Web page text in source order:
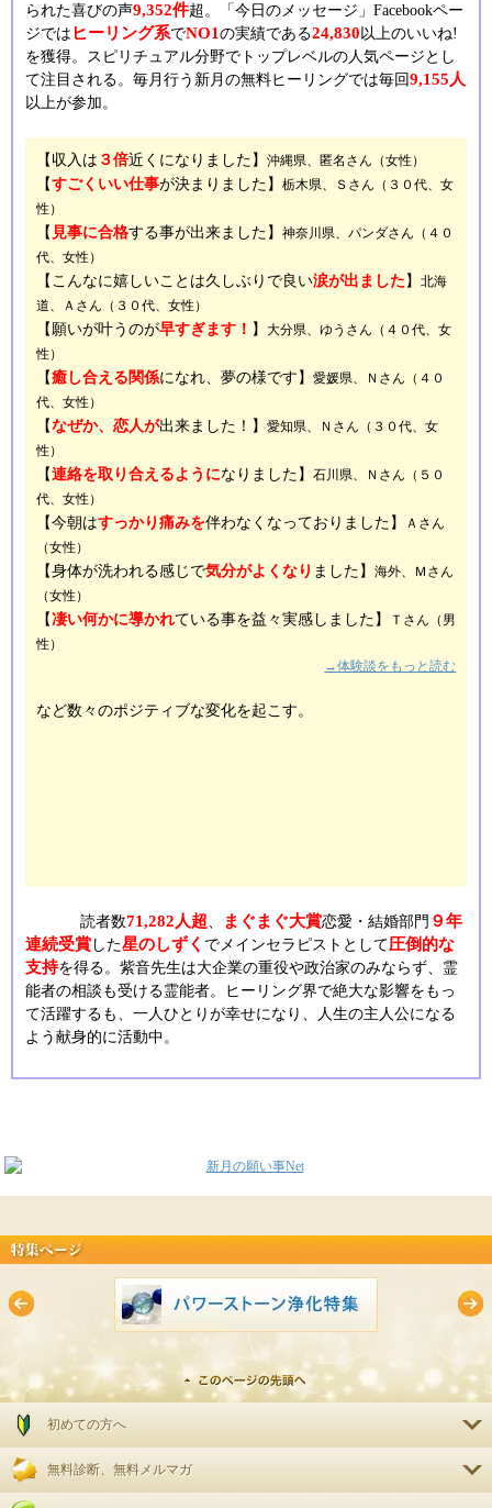
られた喜びの声9,352件超。「今日のメッセージ」Facebookペー
ジでは ヒーリング系でNO1 の実績である24,830以上のいいね!
を獲得。スピリチュアル分野でトップレベルの人気ページとし
て注目される。毎月行う新月の無料ヒーリングでは毎回9,155人
以上が参加。
【収入は ３倍近くになりました】 沖縄県、匿名さん（女性）
【すごくいい仕事が決まりました】 栃木県、Ｓさん（３０代、女
性）
【 見事に合格する事が出来ました】 神奈川県、パンダさん（４０
代、女性）
【こんなに嬉しいことは久しぶりで良い涙が出ました 】 北海
道、Ａさん（３０代、女性）
【願いが叶うのが早すぎます！ 】 大分県、ゆうさん（４０代、女
性）
【癒し合える関係になれ、夢の様です】 愛媛県、Ｎさん（４０
代、女性）
【なぜか、恋人が出来ました！】 愛知県、Ｎさん（３０代、女
性）
【連絡を取り合えるようになりました】 石川県、Ｎさん（５０
代、女性）
【今朝はすっかり痛みを伴わなくなっておりました】
Ａさん
（女性）
【身体が洗われる感じで気分がよくなり ました】 海外、Ｍさん
（女性）
【凄い何かに導かれている事を益々実感しました】
Ｔさん（男
性）
→体験談をもっと読む
など数々のポジティブな変化を起こす。
読者数71,282人超、 まぐまぐ大賞恋愛・結婚部門 ９年
連続受賞した星のしずく でメインセラピストとして圧倒的な
支持を得る。紫音先生は大企業の重役や政治家のみならず、霊
能者の相談も受ける霊能者。ヒーリング界で絶大な影響をもっ
て活躍するも、一人ひとりが幸せになり、人生の主人公になる
よう献身的に活動中。
初めての方へ
無料診断、無料メルマガ